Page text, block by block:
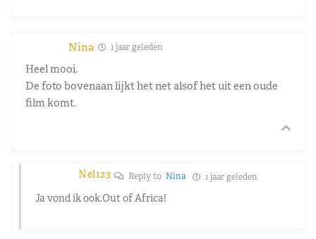
Nina 1 jaar geleden
Heel mooi.
De foto bovenaan lijkt het net alsof het uit een oude
film komt.
Nel123 Reply toNina 1 jaar geleden
Ja vond ik ook.Out of Africa!